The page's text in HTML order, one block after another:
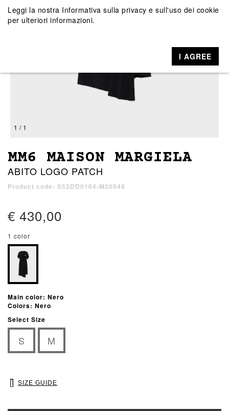
1 / 1
MM6 MAISON MARGIELA
ABITO LOGO PATCH
Product code: S52DD0104-M20048
€ 430,00
1 color
Main color: Nero
Colors: Nero
Select Size
S M
SIZE GUIDE
Leggi la nostra Informativa sulla privacy e sull'uso dei cookie
per ulteriori informazioni.
I AGREE